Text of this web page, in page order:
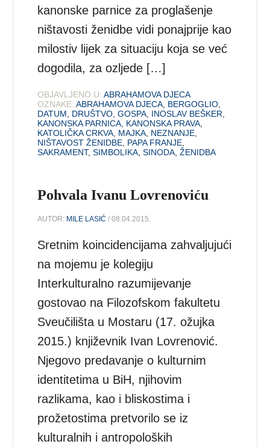
kanonske parnice za proglašenje
ništavosti ženidbe vidi ponajprije kao
milostiv lijek za situaciju koja se već
dogodila, za ozljede […]
OBJAVLJENO U: ABRAHAMOVA DJECA
OZNAKE: ABRAHAMOVA DJECA BERGOGLIO
DATUM
DRUŠTVO ,GOSPA INOSLAV BEŠKER
KANONSKA PARNICA KANONSKA PRAVA
KATOLIČKA CRKVA MAJKA NEZNANJE
NIŠTAVOST ŽENIDBE PAPA FRANJE
SAKRAMENT,SIMBOLIKA ,SINODA ,ŽENIDBA
Pohvala Ivanu Lovrenoviću
AUTOR: MILE LASIĆ / 08.04.2015.
Sretnim koincidencijama zahvaljujući
na mojemu je kolegiju
Interkulturalno razumijevanje
gostovao na Filozofskom fakultetu
Sveučilišta u Mostaru (17. ožujka
2015.) književnik Ivan Lovrenović.
Njegovo predavanje o kulturnim
identitetima u BiH, njihovim
razlikama, kao i bliskostima i
prožetostima pretvorilo se iz
kulturalnih i antropoloških